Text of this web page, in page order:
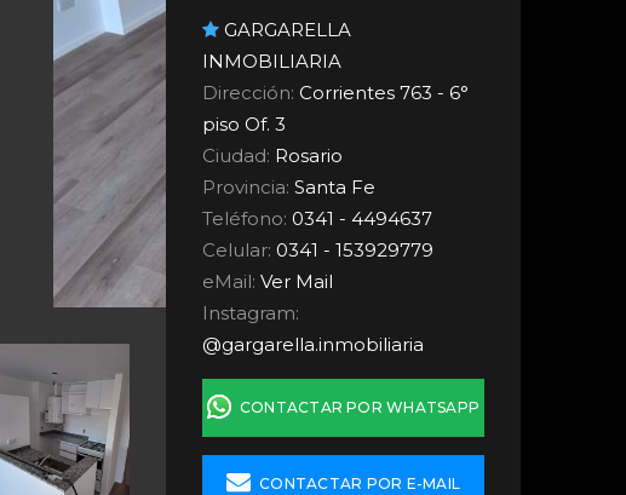
GARGARELLA
INMOBILIARIA
Dirección: Corrientes 763 - 6°
piso Of. 3
Ciudad: Rosario
Provincia:Santa Fe
Teléfono: 0341 - 4494637
Celular: 0341 - 153929779
eMail:Ver Mail
Instagram:
@gargarella.inmobiliaria
CONTACTAR POR WHATSAPP
CONTACTAR POR E-MAIL